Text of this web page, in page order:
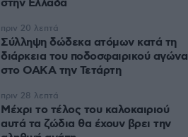
στην Ελλάδα
Σύλληψη δώδεκα ατόμων κατά τη
διάρκεια του ποδοσφαιρικού αγώνα
στο ΟΑΚΑ την Τετάρτη
πριν 20 λεπτά
Μέχρι το τέλος του καλοκαιριού
αυτά τα ζώδια θα έχουν βρει την
πριν 28 λεπτά